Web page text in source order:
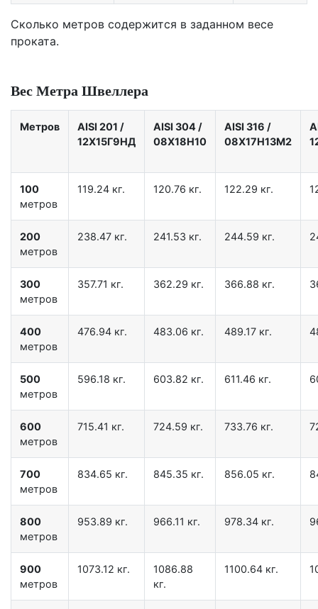
Сколько метров содержится в заданном весе
проката.
Вес Метра Швеллера
Метров AISI 201 /
12X15Г9НД
AISI 304 /
08Х18Н10
AISI 316 /
08Х17Н13М2
100
метров
119.24 кг. 120.76 кг. 122.29 кг.
200
метров
238.47 кг. 241.53 кг. 244.59 кг.
300
метров
357.71 кг. 362.29 кг. 366.88 кг.
400
метров
476.94 кг. 483.06 кг. 489.17 кг.
500
метров
596.18 кг. 603.82 кг. 611.46 кг.
600
метров
715.41 кг. 724.59 кг. 733.76 кг.
700
метров
834.65 кг. 845.35 кг. 856.05 кг.
800
метров
953.89 кг. 966.11 кг. 978.34 кг.
900
метров
1073.12 кг.
1086.88
кг.
1100.64 кг.